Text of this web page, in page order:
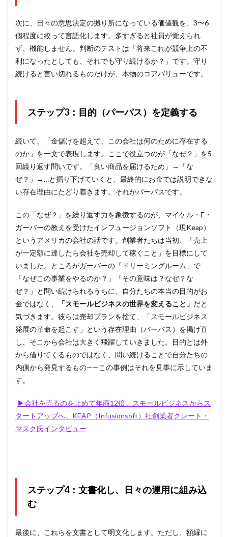
次に、日々の意思決定の拠り所になっている価値観を、3〜6
個程度に絞って言語化します。多すぎると社員が覚えられ
ず、機能しません。判断のテストは「将来これが競争上の不
利になったとしても、それでも守り続けるか？」です。守り
続けると言い切れるものだけが、本物のコアバリューです。
ステップ3：目的（パーパス）を定義する
続いて、「金儲けを超えて、この会社は何のために存在する
のか」を一文で表現します。ここで役立つのが「なぜ？」を5
回繰り返す問いです。「良い商品を届けるため」→「な
ぜ？」→…と掘り下げていくと、最終的にお金では説明できな
い存在理由にたどり着きます。それがパーパスです。
この「なぜ？」を繰り返す力を象徴するのが、マイケル・E・
ガーバーの教えを受けたインフュージョンソフト（現Keap）
というアメリカの会社の話です。創業者たちは当初、「売上
が一定額に達したら会社を売却して稼ぐこと」を目標にして
いました。ところがガーバーの「ドリーミングルーム」で
「なぜこの事業をやるのか？」「その意味は？なぜ？な
ぜ？」と問い続けられるうちに、自分たちの本当の目的がお
金ではなく、
「スモールビジネスの世界を変えること」 だと
気づきます。彼らは売却プランを捨て、「スモールビジネス
発展の革命を起こす」という存在理由（パーパス）を掲げ直
し、そこから会社は大きく飛躍していきました。目的とは外
から借りてくるものではなく、問い続けることで自分たちの
内側から発見するもの——この事例はそれを見事に示していま
す。
▶会社を売るのを止めて年商12倍。スモールビジネスからス
タートアップへ。KEAP（Infusionsoft）社創業者クレート・
マスク氏インタビュー
ステップ4：文書化し、日々の運用に組み込
む
最後に、これらを文書として明文化します。ただし、額縁に